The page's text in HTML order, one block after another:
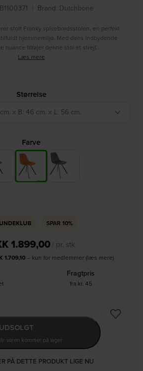
Brand: Dutchbone
stolt Franky spisebordsstolen, en perfekt
hjemmemiljø. Med dens indbydende
nuance tilføjer denne stol et strejf…
Læs mere
Størrelse
x B: 46 cm. x L: 56 cm.
Farve
SPAR 10%
1.899,00/ pr. stk
1.709,10– kun for medlemmer (læs mere)
Fragtpris
fra kr. 45
UDSOLGT
varen kommer på lager
PÅ DETTE PRODUKT LIGE NU